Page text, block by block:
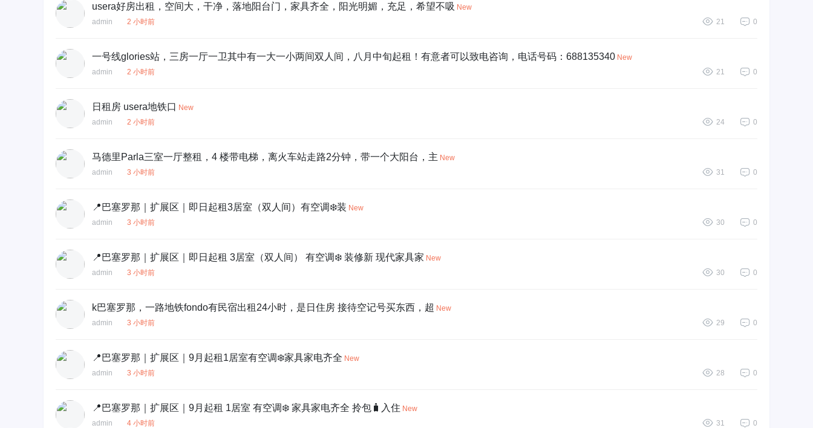
usera好房出租，空间大，干净，落地阳台门，家具齐全，阳光明媚，充足，希望不吸 New
admin
2 小时前 0
21
一号线glories站，三房一厅一卫其中有一大一小两间双人间，八月中旬起租！有意者可以致电咨询，电话号码：688135340 New
admin
2 小时前 0
21
日租房 usera地铁口 New
admin
2 小时前 0
24
马德里Parla三室一厅整租，4 楼带电梯，离火车站走路2分钟，带一个大阳台，主 New
admin
3 小时前 0
31
📍巴塞罗那｜扩展区｜即日起租3居室（双人间）有空调❄️装 New
admin
3 小时前 0
30
📍巴塞罗那｜扩展区｜即日起租 3居室（双人间） 有空调❄️ 装修新 现代家具家 New
admin
3 小时前 0
30
k巴塞罗那，一路地铁fondo有民宿出租24小时，是日住房 接待空记号买东西，超 New
admin
3 小时前 0
29
📍巴塞罗那｜扩展区｜9月起租1居室有空调❄️家具家电齐全 New
admin
3 小时前 0
28
📍巴塞罗那｜扩展区｜9月起租 1居室 有空调❄️ 家具家电齐全 拎包🧳入住 New
admin
4 小时前 0
31